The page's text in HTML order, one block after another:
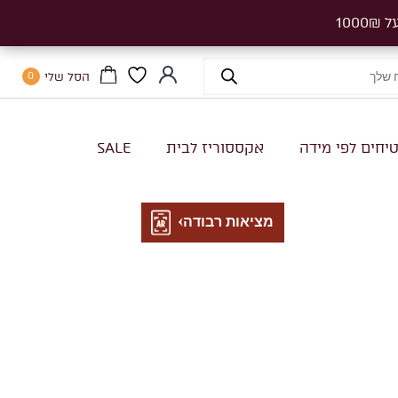
הסל שלי 0
לפי מידה אקססוריז לבית SALE
מציאות רבודה